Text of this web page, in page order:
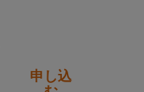
申し込